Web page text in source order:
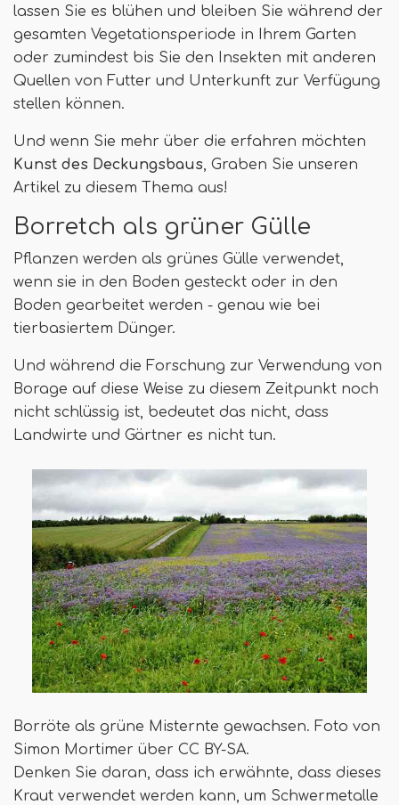
lassen Sie es blühen und bleiben Sie während der
gesamten Vegetationsperiode in Ihrem Garten
oder zumindest bis Sie den Insekten mit anderen
Quellen von Futter und Unterkunft zur Verfügung
stellen können.
Und wenn Sie mehr über die erfahren möchten
Kunst des Deckungsbaus, Graben Sie unseren
Artikel zu diesem Thema aus!
Borretch als grüner Gülle
Pflanzen werden als grünes Gülle verwendet,
wenn sie in den Boden gesteckt oder in den
Boden gearbeitet werden - genau wie bei
tierbasiertem Dünger.
Und während die Forschung zur Verwendung von
Borage auf diese Weise zu diesem Zeitpunkt noch
nicht schlüssig ist, bedeutet das nicht, dass
Landwirte und Gärtner es nicht tun.
Borröte als grüne Misternte gewachsen. Foto von
Simon Mortimer über CC BY-SA.
Denken Sie daran, dass ich erwähnte, dass dieses
Kraut verwendet werden kann, um Schwermetalle